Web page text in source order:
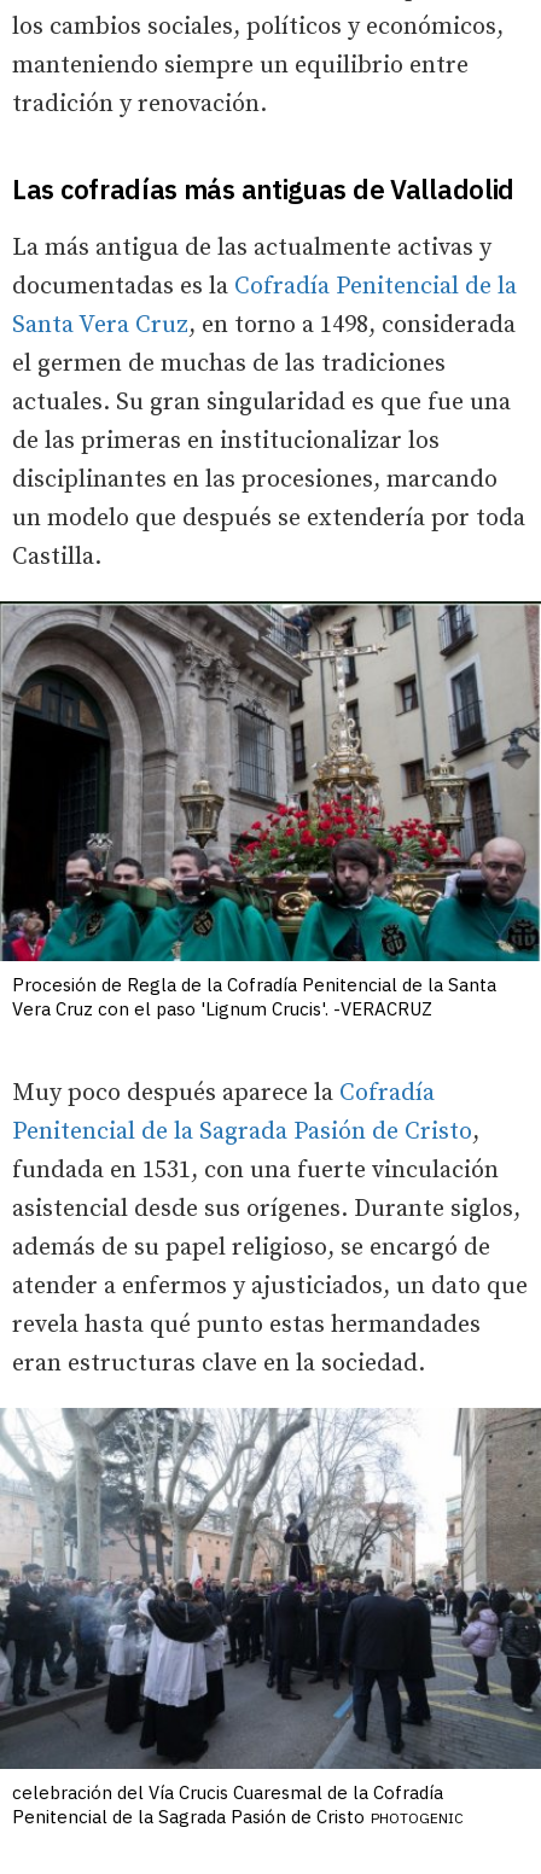
los cambios sociales, políticos y económicos,
manteniendo siempre un equilibrio entre
tradición y renovación.
Las cofradías más antiguas de Valladolid
La más antigua de las actualmente activas y
documentadas es la Cofradía Penitencial de la
Santa Vera Cruz, en torno a 1498, considerada
el germen de muchas de las tradiciones
actuales. Su gran singularidad es que fue una
de las primeras en institucionalizar los
disciplinantes en las procesiones, marcando
un modelo que después se extendería por toda
Castilla.
Procesión de Regla de la Cofradía Penitencial de la Santa
Vera Cruz con el paso 'Lignum Crucis'. -VERACRUZ
Muy poco después aparece la Cofradía
Penitencial de la Sagrada Pasión de Cristo,
fundada en 1531, con una fuerte vinculación
asistencial desde sus orígenes. Durante siglos,
además de su papel religioso, se encargó de
atender a enfermos y ajusticiados, un dato que
revela hasta qué punto estas hermandades
eran estructuras clave en la sociedad.
celebración del Vía Crucis Cuaresmal de la Cofradía
Penitencial de la Sagrada Pasión de Cristo PHOTOGENIC